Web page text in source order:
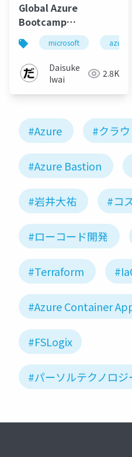
Global Azure
Bootcamp
2019@Tokyo資料
【ExpressRoute構築
でハメられた】
microsoft azure
Daisuke
Iwai
2.8K
#Azure #クラ
#Azure Bastion
#岩井大祐 #コ
#ローコード開発
#Terraform
#Azure Container
#FSLogix
#パーソルテクノロ